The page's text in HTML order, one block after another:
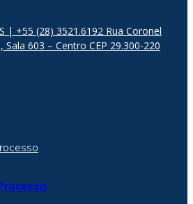
| +55 (28) 3521.6192 Rua Coronel
Sala 603 – Centro CEP 29.300-220